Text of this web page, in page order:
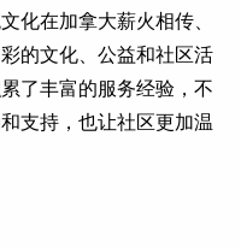
化在加拿大薪火相传、
的文化、公益和社区活
了丰富的服务经验，不
支持，也让社区更加温